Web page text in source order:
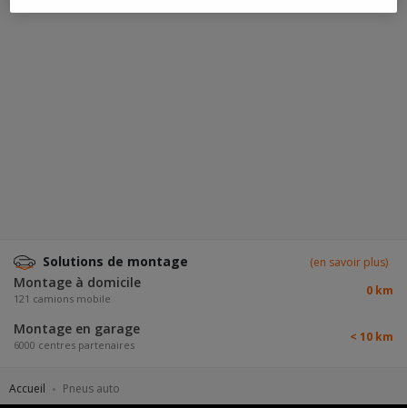
Accueil Pneus auto
Solutions de montage (en savoir plus)
Montage à domicile
121 camions mobile
0 km
Montage en garage
6000 centres partenaires
< 10 km